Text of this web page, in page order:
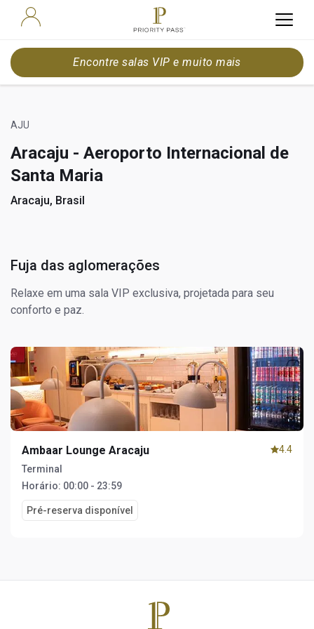
Encontre salas VIP e muito mais
AJU
Aracaju - Aeroporto Internacional de
Santa Maria
Aracaju, Brasil
Fuja das aglomerações
Relaxe em uma sala VIP exclusiva, projetada para seu
conforto e paz.
Ambaar Lounge Aracaju
Terminal
Horário: 00:00 - 23:59
Pré-reserva disponível
4.4